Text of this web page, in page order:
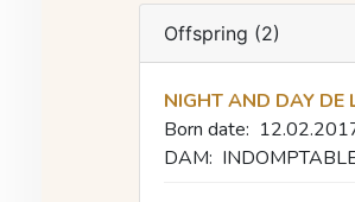
Offspring (2)
NIGHT AND DAY DE
Born date:
DAM: